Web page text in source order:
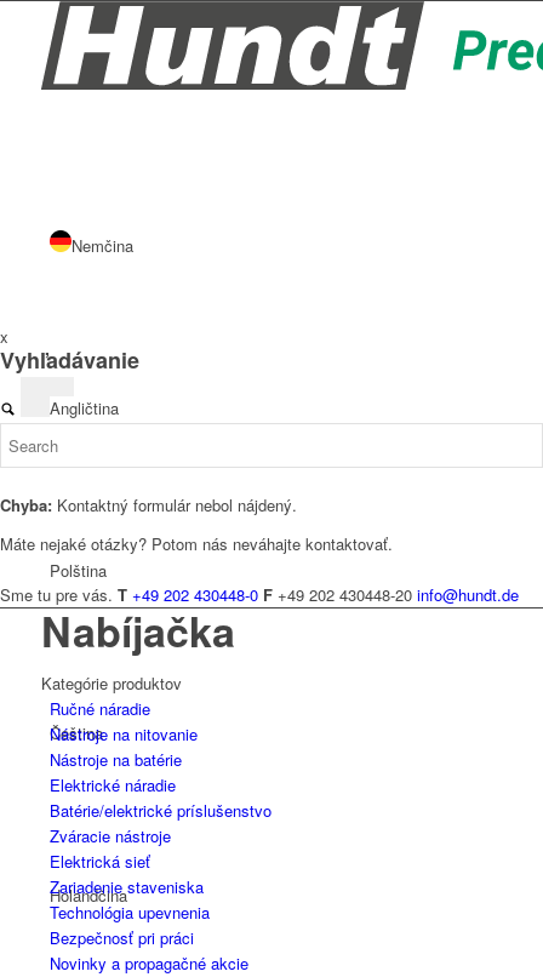
Nemčina
Angličtina
Polština
Čeština
Holandčina
x
Vyhľadávanie
Chyba: Kontaktný formulár nebol nájdený.
Máte nejaké otázky? Potom nás neváhajte kontaktovať.
Sme tu pre vás. T +49 202 430448-0 F +49 202 430448-20 info@hundt.de
Nabíjačka
Kategórie produktov
Ručné náradie
Nástroje na nitovanie
Nástroje na batérie
Elektrické náradie
Batérie/elektrické príslušenstvo
Zváracie nástroje
Elektrická sieť
Zariadenie staveniska
Technológia upevnenia
Bezpečnosť pri práci
Novinky a propagačné akcie